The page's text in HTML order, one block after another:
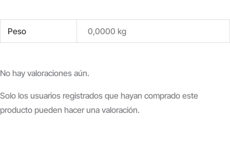
Peso 0,0000 kg
No hay valoraciones aún.
Solo los usuarios registrados que hayan comprado este
producto pueden hacer una valoración.